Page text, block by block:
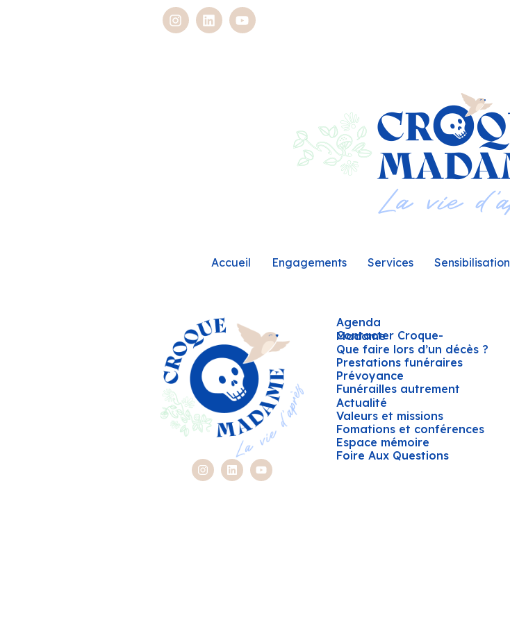
Accueil Engagements Services Sensibilisation
Agenda
Contacter Croque-Madame
Que faire lors d’un décès ?
Prestations funéraires
Prévoyance
Funérailles autrement
Actualité
Valeurs et missions
Fomations et conférences
Espace mémoire
Foire Aux Questions